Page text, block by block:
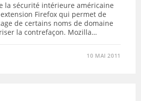
la sécurité intérieure américaine
Firefox qui permet de
de certains noms de domaine
la contrefaçon. Mozilla…
10 MAI 2011